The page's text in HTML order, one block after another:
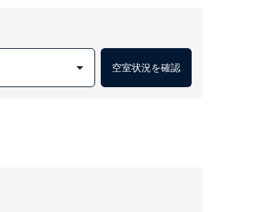
空室状況を確認